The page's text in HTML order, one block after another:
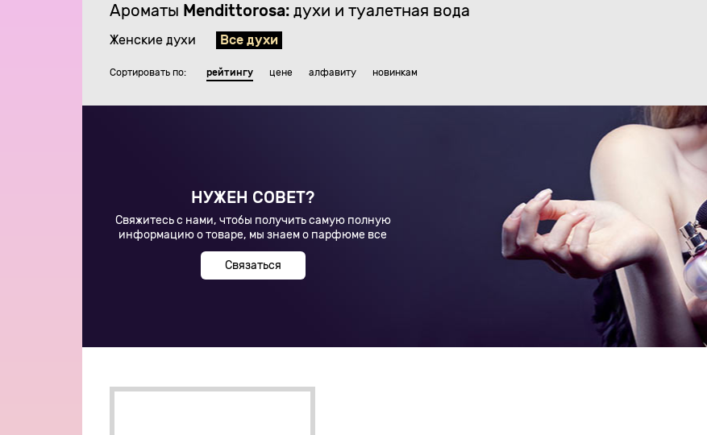
Ароматы Mendittorosa: духи и туалетная вода
Женские духи Все духи
Сортировать по: рейтингу цене алфавиту новинкам
НУЖЕН СОВЕТ?
Свяжитесь с нами, чтобы получить самую полную
информацию о товаре, мы знаем о парфюме все
Связаться